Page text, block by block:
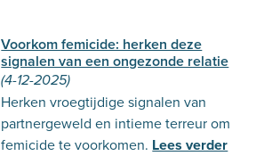
Voorkom femicide: herken deze
signalen van een ongezonde relatie
(4-12-2025)
Herken vroegtijdige signalen van
partnergeweld en intieme terreur om
femicide te voorkomen. Lees verder